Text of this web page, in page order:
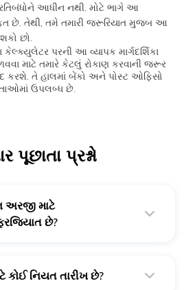
આધીન નથી. મોટે ભાગે આ
છે. તેથી, તમે તમારી જરૂરિયાત મુજબ આ
છો.
પરની આ વ્યાપક માર્ગદર્શિકા
માટે તમારે કેટલું રોકાણ કરવાની જરૂર
કરશે. તે હાલમાં બેંકો અને પોસ્ટ ઓફિસો
ઉપલબ્ધ છે.
પૂછાતા પ્રશ્નો
માટે
છે?
કોઈ નિયત તારીખ છે?